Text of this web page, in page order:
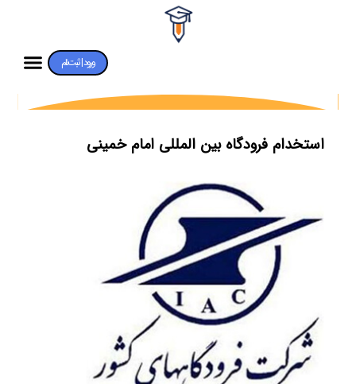
ورود | ثبت‌نام
استخدام فرودگاه بین المللی امام خمینی